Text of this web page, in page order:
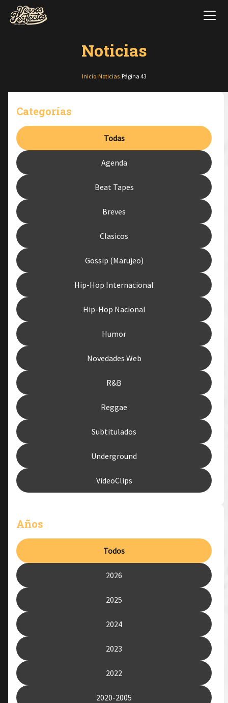
Noticias
Inicio/ Noticias/ Página 43
Categorías
Todas
Agenda
Beat Tapes
Breves
Clasicos
Gossip (Marujeo)
Hip-Hop Internacional
Hip-Hop Nacional
Humor
Novedades Web
R&B
Reggae
Subtitulados
Underground
VideoClips
Años
Todos
2026
2025
2024
2023
2022
2020-2005